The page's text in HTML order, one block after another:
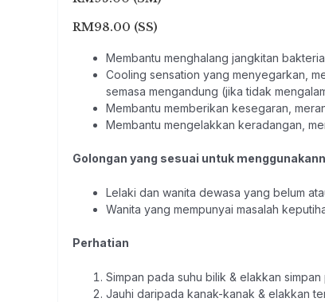
RM98.00 (SS)
Membantu menghalang jangkitan
Cooling sensation yang menyegarkan,
semasa mengandung (jika tidak
Membantu memberikan kesegaran,
Membantu mengelakkan keradangan,
Golongan yang sesuai untuk
Lelaki dan wanita dewasa yang belum
Wanita yang mempunyai masalah
Perhatian
Simpan pada suhu bilik & elakkan
Jauhi daripada kanak-kanak & elakkan